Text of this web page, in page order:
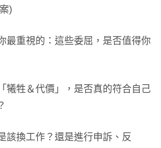
)
最重視的：這些委屈，是否值得你
犧牲＆代價」，是否真的符合自己
該換工作？還是進行申訴、反